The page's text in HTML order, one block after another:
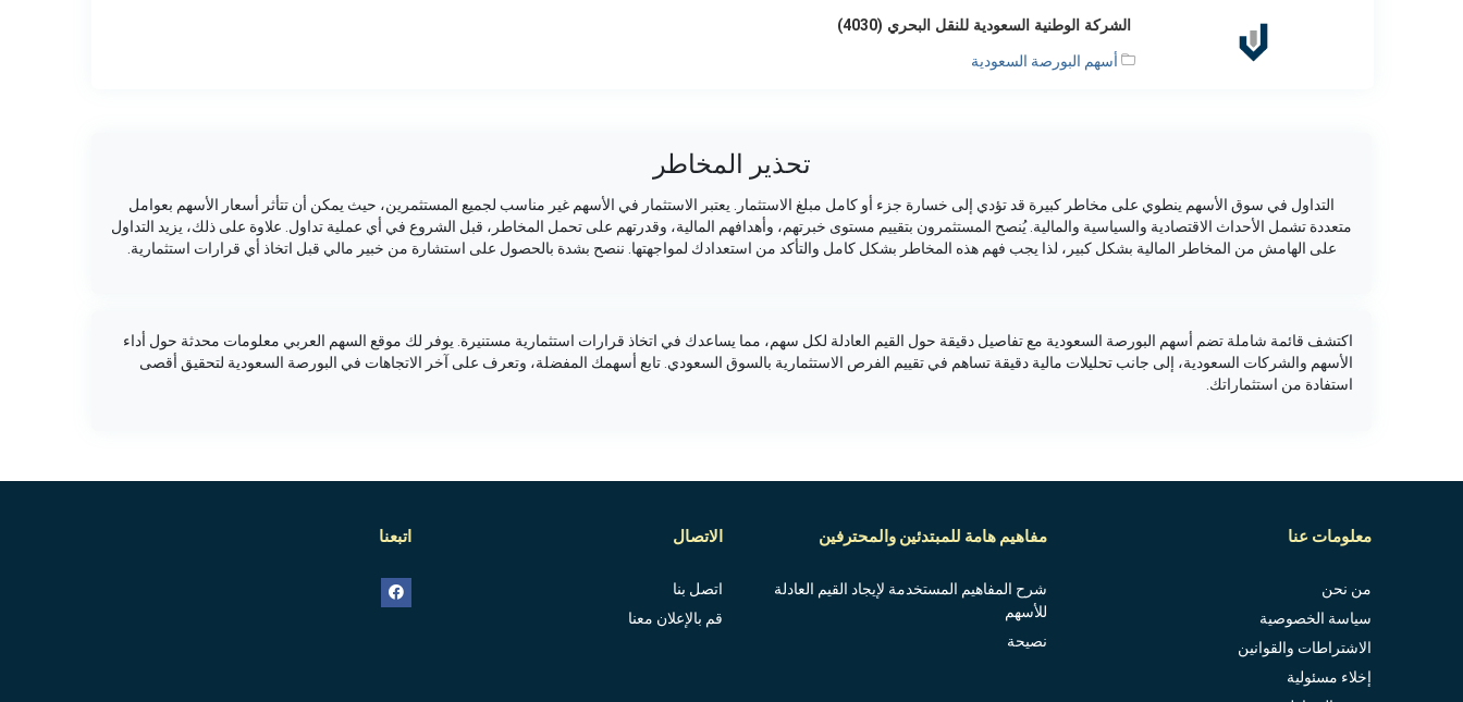
الشركة الوطنية السعودية للنقل البحري (4030)
أسهم البورصة السعودية
تحذير المخاطر
التداول في سوق الأسهم ينطوي على مخاطر كبيرة قد تؤدي إلى خسارة جزء أو كامل مبلغ الاستثمار. يعتبر الاستثمار في الأسهم غير مناسب لجميع المستثمرين، حيث يمكن أن تتأثر أسعار الأسهم بعوامل
متعددة تشمل الأحداث الاقتصادية والسياسية والمالية. يُنصح المستثمرون بتقييم مستوى خبرتهم، وأهدافهم المالية، وقدرتهم على تحمل المخاطر، قبل الشروع في أي عملية تداول. علاوة على ذلك، يزيد التداول
على الهامش من المخاطر المالية بشكل كبير، لذا يجب فهم هذه المخاطر بشكل كامل والتأكد من استعدادك لمواجهتها. ننصح بشدة بالحصول على استشارة من خبير مالي قبل اتخاذ أي قرارات استثمارية.
اكتشف قائمة شاملة تضم أسهم البورصة السعودية مع تفاصيل دقيقة حول القيم العادلة لكل سهم، مما يساعدك في اتخاذ قرارات استثمارية مستنيرة. يوفر لك موقع السهم العربي معلومات محدثة حول أداء
الأسهم والشركات السعودية، إلى جانب تحليلات مالية دقيقة تساهم في تقييم الفرص الاستثمارية بالسوق السعودي. تابع أسهمك المفضلة، وتعرف على آخر الاتجاهات في البورصة السعودية لتحقيق أقصى
استفادة من استثماراتك.
معلومات عنا
من نحن
سياسة الخصوصية
الاشتراطات والقوانين
إخلاء مسئولية
مفاهيم هامة للمبتدئين والمحترفين
شرح المفاهيم المستخدمة لإيجاد القيم العادلة
للأسهم
نصيحة
الاتصال
اتصل بنا
قم بالإعلان معنا
اتبعنا